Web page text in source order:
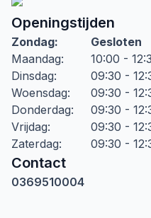
Openingstijden
Zondag:
Gesloten
Maandag:
10:00 -
Dinsdag:
09:30 -
Woensdag:
09:30 -
Donderdag:
09:30 -
Vrijdag:
09:30 -
Zaterdag: 09:30 -
Contact
0369510004